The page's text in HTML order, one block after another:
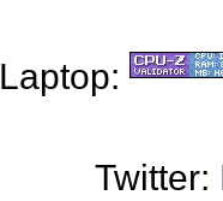
Laptop:
Twitter: